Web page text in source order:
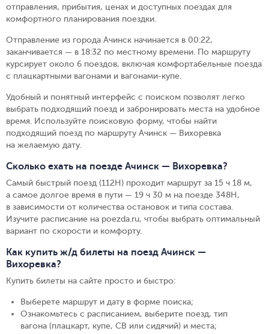
отправления, прибытия, ценах и доступных поездах для
комфортного планирования поездки.
Отправление из города Ачинск начинается в 00:22,
заканчивается — в 18:32 по местному времени. По маршруту
курсирует около 6 поездов, включая комфортабельные поезда
с плацкартными вагонами и вагонами-купе.
Удобный и понятный интерфейс с поиском позволят легко
выбрать подходящий поезд и забронировать места на удобное
время. Используйте поисковую форму, чтобы найти
подходящий поезд по маршруту Ачинск — Вихоревка
на желаемую дату.
Сколько ехать на поезде Ачинск — Вихоревка?
Самый быстрый поезд (112Н) проходит маршрут за 15 ч 18 м,
а самое долгое время в пути — 19 ч 30 м на поезде 348Н,
в зависимости от количества остановок и типа состава.
Изучите расписание на poezda.ru, чтобы выбрать оптимальный
вариант по скорости и комфорту.
Как купить ж/д билеты на поезд Ачинск —
Вихоревка?
Купить билеты на сайте просто и быстро:
Выберете маршрут и дату в форме поиска;
Ознакомьтесь с расписанием, выберите поезд, тип
вагона (плацкарт, купе, СВ или сидячий) и места;